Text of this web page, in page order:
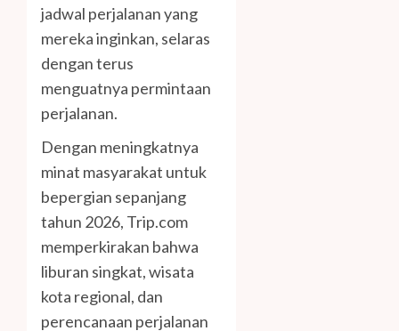
jadwal perjalanan yang
mereka inginkan, selaras
dengan terus
menguatnya permintaan
perjalanan.
Dengan meningkatnya
minat masyarakat untuk
bepergian sepanjang
tahun 2026, Trip.com
memperkirakan bahwa
liburan singkat, wisata
kota regional, dan
perencanaan perjalanan